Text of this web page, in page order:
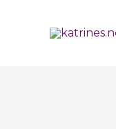
contenido